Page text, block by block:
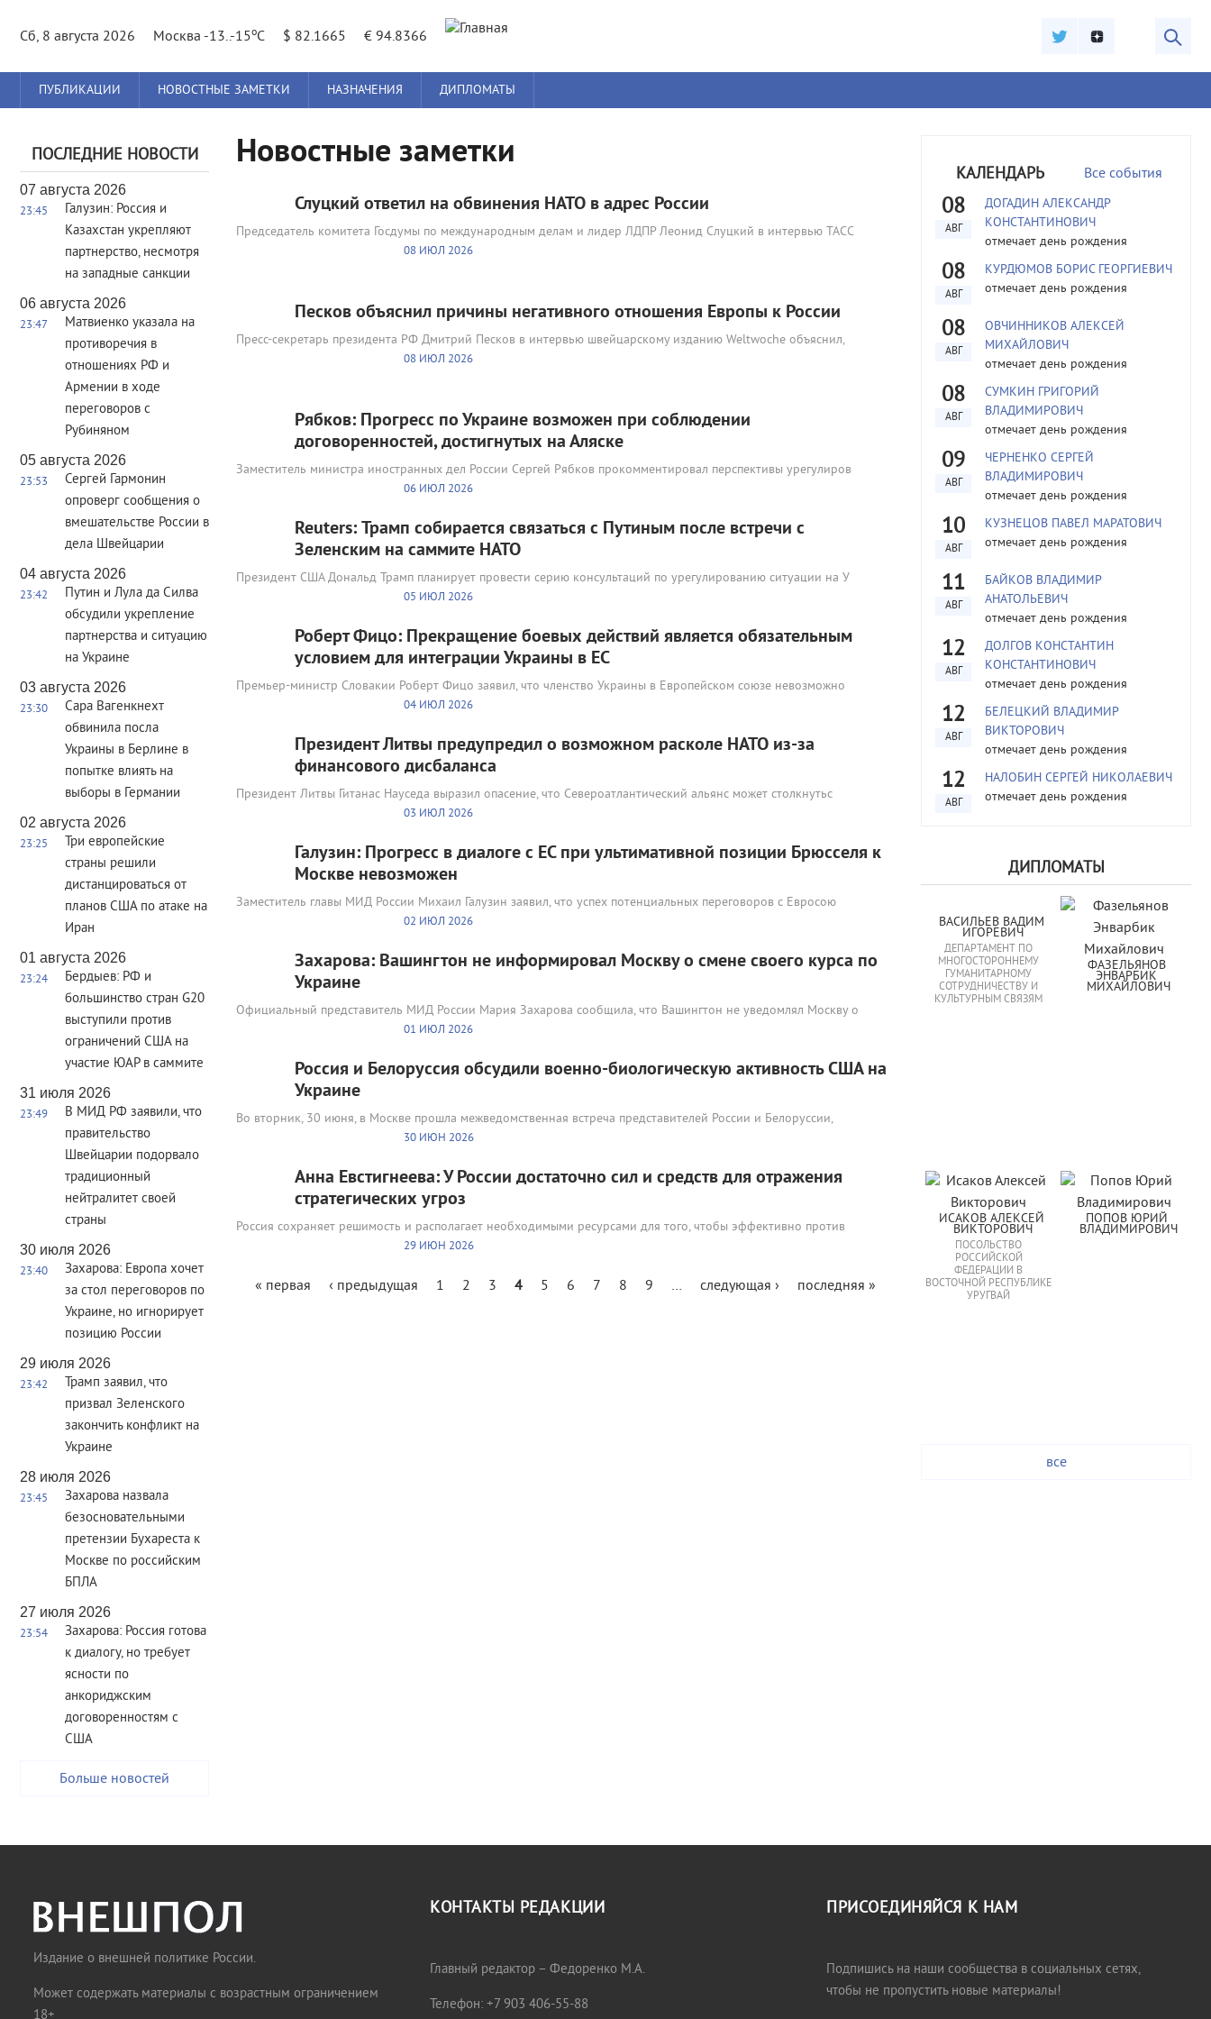
Сб, 8 августа 2026
Москва -13..-15oC $ 82.1665 € 94.8366
Главное
меню
ПУБЛИКАЦИИ НОВОСТНЫЕ ЗАМЕТКИ НАЗНАЧЕНИЯ ДИПЛОМАТЫ
ПОСЛЕДНИЕ НОВОСТИ
07 августа 2026
23:45
Галузин: Россия и
Казахстан укрепляют
партнерство, несмотря
на западные санкции
06 августа 2026
23:47
Матвиенко указала на
противоречия в
отношениях РФ и
Армении в ходе
переговоров с
Рубиняном
05 августа 2026
23:53
Сергей Гармонин
опроверг сообщения о
вмешательстве России в
дела Швейцарии
04 августа 2026
23:42
Путин и Лула да Силва
обсудили укрепление
партнерства и ситуацию
на Украине
03 августа 2026
23:30
Сара Вагенкнехт
обвинила посла
Украины в Берлине в
попытке влиять на
выборы в Германии
02 августа 2026
23:25
Три европейские
страны решили
дистанцироваться от
планов США по атаке на
Иран
01 августа 2026
23:24
Бердыев: РФ и
большинство стран G20
выступили против
ограничений США на
участие ЮАР в саммите
31 июля 2026
23:49
В МИД РФ заявили, что
правительство
Швейцарии подорвало
традиционный
нейтралитет своей
страны
30 июля 2026
23:40
Захарова: Европа хочет
за стол переговоров по
Украине, но игнорирует
позицию России
29 июля 2026
23:42
Трамп заявил, что
призвал Зеленского
закончить конфликт на
Украине
28 июля 2026
23:45
Захарова назвала
безосновательными
претензии Бухареста к
Москве по российским
БПЛА
27 июля 2026
23:54
Захарова: Россия готова
к диалогу, но требует
ясности по
анкориджским
договоренностям с
США
Больше новостей
Новостные заметки
Слуцкий ответил на обвинения НАТО в адрес России
Председатель комитета Госдумы по международным делам и лидер ЛДПР Леонид Слуцкий в интервью ТАСС
08 ИЮЛ 2026
Песков объяснил причины негативного отношения Европы к России
Пресс-секретарь президента РФ Дмитрий Песков в интервью швейцарскому изданию Weltwoche объяснил,
08 ИЮЛ 2026
Рябков: Прогресс по Украине возможен при соблюдении
договоренностей, достигнутых на Аляске
Заместитель министра иностранных дел России Сергей Рябков прокомментировал перспективы урегулиров
06 ИЮЛ 2026
Reuters: Трамп собирается связаться с Путиным после встречи с
Зеленским на саммите НАТО
Президент США Дональд Трамп планирует провести серию консультаций по урегулированию ситуации на У
05 ИЮЛ 2026
Роберт Фицо: Прекращение боевых действий является обязательным
условием для интеграции Украины в ЕС
Премьер-министр Словакии Роберт Фицо заявил, что членство Украины в Европейском союзе невозможно
04 ИЮЛ 2026
Президент Литвы предупредил о возможном расколе НАТО из-за
финансового дисбаланса
Президент Литвы Гитанас Науседа выразил опасение, что Североатлантический альянс может столкнутьс
03 ИЮЛ 2026
Галузин: Прогресс в диалоге с ЕС при ультимативной позиции Брюсселя к
Москве невозможен
Заместитель главы МИД России Михаил Галузин заявил, что успех потенциальных переговоров с Евросою
02 ИЮЛ 2026
Захарова: Вашингтон не информировал Москву о смене своего курса по
Украине
Официальный представитель МИД России Мария Захарова сообщила, что Вашингтон не уведомлял Москву о
01 ИЮЛ 2026
Россия и Белоруссия обсудили военно-биологическую активность США на
Украине
Во вторник, 30 июня, в Москве прошла межведомственная встреча представителей России и Белоруссии,
30 ИЮН 2026
Анна Евстигнеева: У России достаточно сил и средств для отражения
стратегических угроз
Россия сохраняет решимость и располагает необходимыми ресурсами для того, чтобы эффективно против
29 ИЮН 2026
Страницы
« первая ‹ предыдущая 1 2 3 4 5 6 7 8 9 … следующая › последняя »
КАЛЕНДАРЬ Все события
08
АВГ
ДОГАДИН АЛЕКСАНДР
КОНСТАНТИНОВИЧ
отмечает день рождения
08
АВГ
КУРДЮМОВ БОРИС ГЕОРГИЕВИЧ
отмечает день рождения
08
АВГ
ОВЧИННИКОВ АЛЕКСЕЙ
МИХАЙЛОВИЧ
отмечает день рождения
08
АВГ
СУМКИН ГРИГОРИЙ
ВЛАДИМИРОВИЧ
отмечает день рождения
09
АВГ
ЧЕРНЕНКО СЕРГЕЙ
ВЛАДИМИРОВИЧ
отмечает день рождения
10
АВГ
КУЗНЕЦОВ ПАВЕЛ МАРАТОВИЧ
отмечает день рождения
11
АВГ
БАЙКОВ ВЛАДИМИР
АНАТОЛЬЕВИЧ
отмечает день рождения
12
АВГ
ДОЛГОВ КОНСТАНТИН
КОНСТАНТИНОВИЧ
отмечает день рождения
12
АВГ
БЕЛЕЦКИЙ ВЛАДИМИР
ВИКТОРОВИЧ
отмечает день рождения
12
АВГ
НАЛОБИН СЕРГЕЙ НИКОЛАЕВИЧ
отмечает день рождения
ДИПЛОМАТЫ
ВАСИЛЬЕВ ВАДИМ
ИГОРЕВИЧ
ДЕПАРТАМЕНТ ПО
МНОГОСТОРОННЕМУ
ГУМАНИТАРНОМУ
СОТРУДНИЧЕСТВУ И
КУЛЬТУРНЫМ СВЯЗЯМ
ФАЗЕЛЬЯНОВ
ЭНВАРБИК
МИХАЙЛОВИЧ
ИСАКОВ АЛЕКСЕЙ
ВИКТОРОВИЧ
ПОСОЛЬСТВО
РОССИЙСКОЙ
ФЕДЕРАЦИИ В
ВОСТОЧНОЙ РЕСПУБЛИКЕ
УРУГВАЙ
ПОПОВ ЮРИЙ
ВЛАДИМИРОВИЧ
все
Издание о внешней политике России.
Может содержать материалы с возрастным ограничением
КОНТАКТЫ РЕДАКЦИИ
Главный редактор – Федоренко М.А.
Телефон: +7 903 406-55-88
ПРИСОЕДИНЯЙСЯ К НАМ
Подпишись на наши сообщества в социальных сетях,
чтобы не пропустить новые материалы!